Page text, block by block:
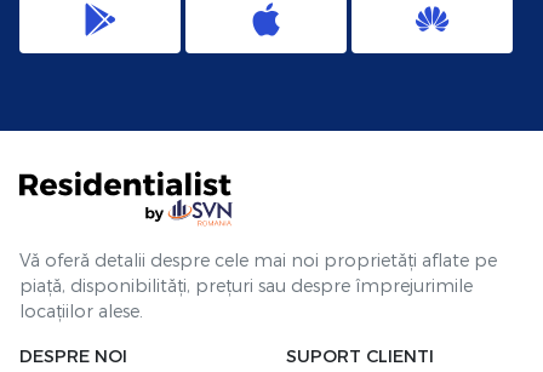
Vă oferă detalii despre cele mai noi proprietăți aflate pe
piață, disponibilități, prețuri sau despre împrejurimile
locațiilor alese.
DESPRE NOI SUPORT CLIENTI